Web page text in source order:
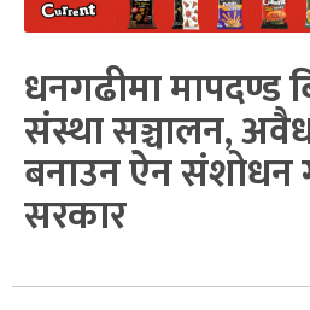
धनगढीमा मापदण्ड
संस्था सञ्चालन,
बनाउन ऐन संशोधन
सरकार